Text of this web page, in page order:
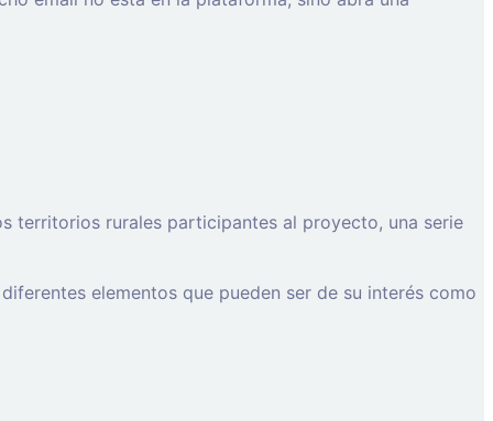
territorios rurales participantes al proyecto, una serie
elementos que pueden ser de su interés como